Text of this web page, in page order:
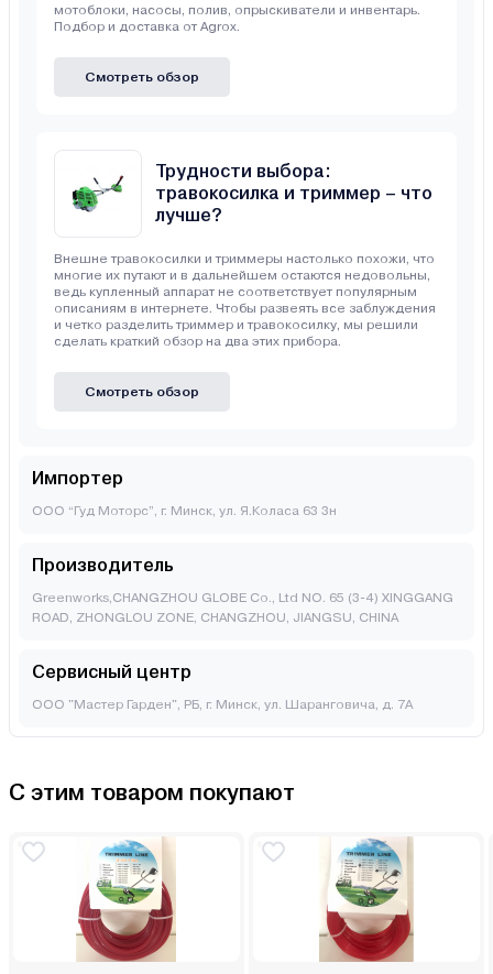
мотоблоки, насосы, полив, опрыскиватели и инвентарь.
Подбор и доставка от Agrox.
Смотреть обзор
Трудности выбора:
травокосилка и триммер – что
лучше?
Внешне травокосилки и триммеры настолько похожи, что
многие их путают и в дальнейшем остаются недовольны,
ведь купленный аппарат не соответствует популярным
описаниям в интернете. Чтобы развеять все заблуждения
и четко разделить триммер и травокосилку, мы решили
сделать краткий обзор на два этих прибора.
Смотреть обзор
Импортер
ООО “Гуд Моторс”, г. Минск, ул. Я.Коласа 63 3н
Производитель
Greenworks,CHANGZHOU GLOBE Co., Ltd NO. 65 (3-4) XINGGANG
ROAD, ZHONGLOU ZONE, CHANGZHOU, JIANGSU, CHINA
Сервисный центр
ООО "Мастер Гарден", РБ, г. Минск, ул. Шаранговича, д. 7А
С этим товаром покупают